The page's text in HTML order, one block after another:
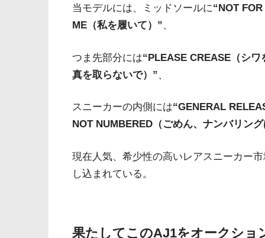
当モデルには、ミッドソールに“NOT
ME（私を履いて）”、
つま先部分には“PLEASE CREASE（シワ
真を取らないで）”、
スニーカーの内側には“GENERAL
NOT NUMBERED（ごめん、ナンバリン
現在人気、希少性の高いレアスニーカー
し込まれている。
果たしてこのAJ1をオークショ